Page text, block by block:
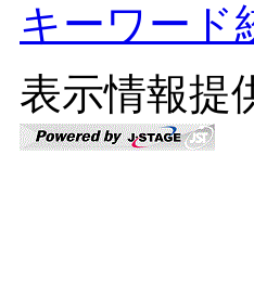
キーワード
表示情報提